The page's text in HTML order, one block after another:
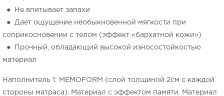
● Не впитывает запахи
● Дает ощущение необыкновенной мягкости при
соприкосновении с телом (эффект «бархатной кожи»)
● Прочный, обладающий высокой износостойкостью
материал
Наполнитель 1: MEMOFORM (слой толщиной 2см с каждой
стороны матраса). Материал с эффектом памяти. Материал